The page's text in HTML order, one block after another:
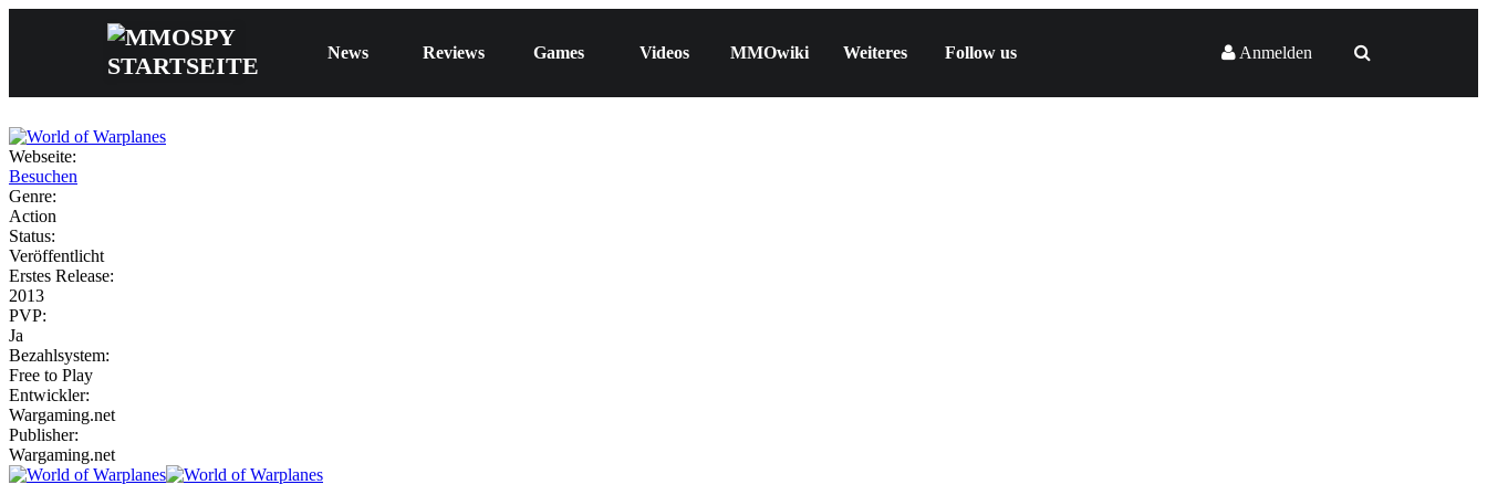
News Reviews Games Videos MMOwiki Weiteres Follow us Anmelden
Webseite:
Besuchen
Genre:
Action
Status:
Veröffentlicht
Erstes Release:
2013
PVP:
Ja
Bezahlsystem:
Free to Play
Entwickler:
Wargaming.net
Publisher:
Wargaming.net